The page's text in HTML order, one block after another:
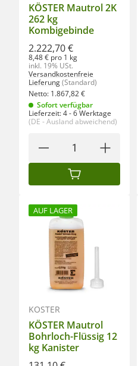
KÖSTER Mautrol 2K
262 kg
Kombigebinde
2.222,70 €
8,48 € pro 1 kg
inkl. 19% USt.
Versandkostenfreie
Lieferung(Standard)
Netto: 1.867,82€
Sofort verfügbar
Lieferzeit:4 - 6 Werktage
(DE - Ausland abweichend)
IN DEN WARENKORB
AUF LAGER
KÖSTER
KÖSTER Mautrol
Bohrloch-Flüssig 12
kg Kanister